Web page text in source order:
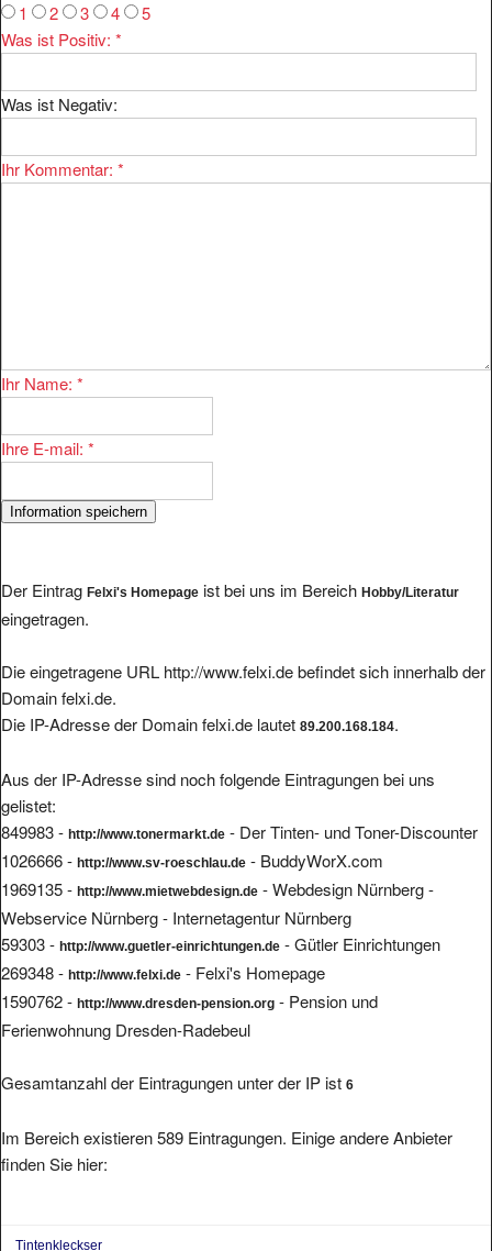
1
2 3 4
5
Was ist Positiv: *
Was ist Negativ:
Ihr Kommentar: *
Ihr Name: *
Ihre E-mail: *
Der Eintrag Felxi's Homepage ist bei uns im Bereich Hobby/Literatur
eingetragen.
Die eingetragene URL http://www.felxi.de befindet sich innerhalb der
Domain felxi.de.
Die IP-Adresse der Domain felxi.de lautet 89.200.168.184.
Aus der IP-Adresse sind noch folgende Eintragungen bei uns
gelistet:
849983 - http://www.tonermarkt.de - Der Tinten- und Toner-Discounter
1026666 - http://www.sv-roeschlau.de - BuddyWorX.com
1969135 - http://www.mietwebdesign.de - Webdesign Nürnberg -
Webservice Nürnberg - Internetagentur Nürnberg
59303 - http://www.guetler-einrichtungen.de - Gütler Einrichtungen
269348 - http://www.felxi.de - Felxi's Homepage
1590762 - http://www.dresden-pension.org - Pension und
Ferienwohnung Dresden-Radebeul
Gesamtanzahl der Eintragungen unter der IP ist 6
Im Bereich existieren 589 Eintragungen. Einige andere Anbieter
finden Sie hier:
Tintenkleckser